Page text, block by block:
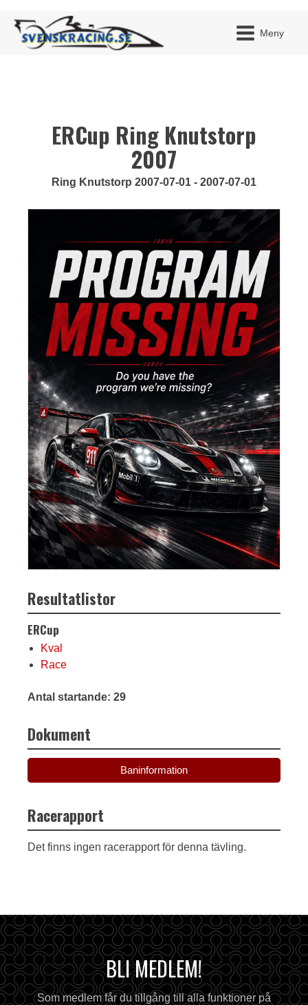
Meny
ERCup Ring Knutstorp
2007
Ring Knutstorp 2007-07-01 - 2007-07-01
Resultatlistor
ERCup
Kval
Race
Antal startande: 29
Dokument
Baninformation
Racerapport
Det finns ingen racerapport för denna tävling.
BLI MEDLEM!
Som medlem får du tillgång till alla funktioner på